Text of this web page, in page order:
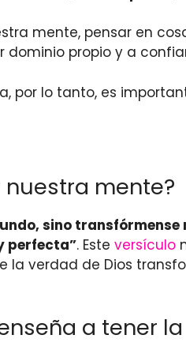
mente, pensar en
propio y a
por lo tanto, es
mente?
sino transfórmense
perfecta”. Este versículo
verdad de Dios
a tener